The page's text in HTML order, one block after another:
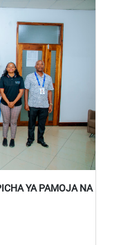
YA PAMOJA NA